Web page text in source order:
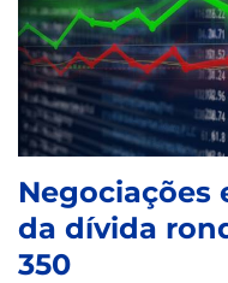
Negociações
da dívida
350